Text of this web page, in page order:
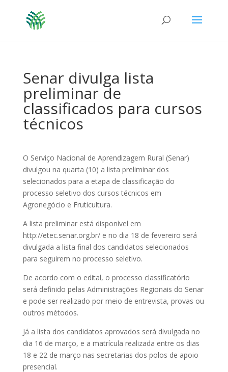
Senar divulga lista
preliminar de
classificados para cursos
técnicos
O Serviço Nacional de Aprendizagem Rural (Senar)
divulgou na quarta (10) a lista preliminar dos
selecionados para a etapa de classificação do
processo seletivo dos cursos técnicos em
Agronegócio e Fruticultura.
A lista preliminar está disponível em
http://etec.senar.org.br/ e no dia 18 de fevereiro será
divulgada a lista final dos candidatos selecionados
para seguirem no processo seletivo.
De acordo com o edital, o processo classificatório
será definido pelas Administrações Regionais do Senar
e pode ser realizado por meio de entrevista, provas ou
outros métodos.
Já a lista dos candidatos aprovados será divulgada no
dia 16 de março, e a matrícula realizada entre os dias
18 e 22 de março nas secretarias dos polos de apoio
presencial.